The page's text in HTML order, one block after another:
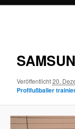
Veröffentlicht20.
Profifußballer